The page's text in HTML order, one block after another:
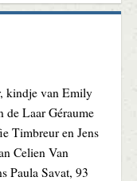
kindje van Emily
de Laar Géraume
Timbreur en Jens
Celien Van
Paula Savat, 93